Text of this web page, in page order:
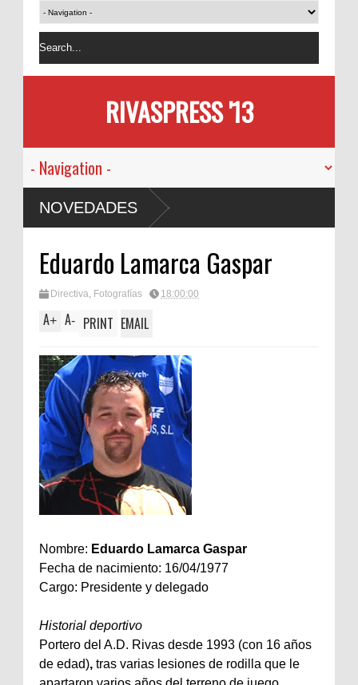
RIVASPRESS '13
NOVEDADES
Eduardo Lamarca Gaspar
Directiva, Fotografías 18:00:00
A+ A- PRINT EMAIL
Nombre: Eduardo Lamarca Gaspar
Fecha de nacimiento: 16/04/1977
Cargo: Presidente y delegado
Historial deportivo
Portero del A.D. Rivas desde 1993 (con 16 años
de edad), tras varias lesiones de rodilla que le